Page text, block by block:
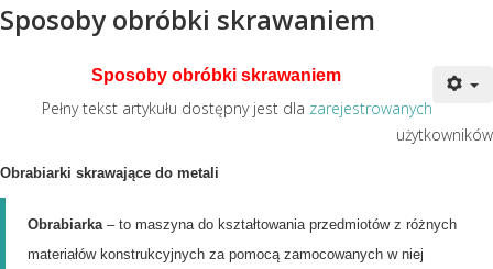
Sposoby obróbki skrawaniem
Sposoby obróbki skrawaniem
Pełny tekst artykułu dostępny jest dla zarejestrowanych
użytkowników
Obrabiarki skrawające do metali
Obrabiarka – to maszyna do kształtowania przedmiotów z różnych
materiałów konstrukcyjnych za pomocą zamocowanych w niej